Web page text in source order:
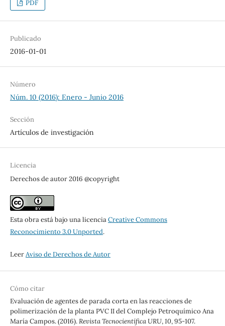
PDF
Publicado
2016-01-01
Número
Núm. 10 (2016): Enero - Junio 2016
Sección
Artículos de investigación
Licencia
Derechos de autor 2016 @copyright
Esta obra está bajo una licenciaCreative Commons
Reconocimiento 3.0 Unported.
LeerAviso de Derechos de Autor
Cómo citar
Evaluación de agentes de parada corta en las reacciones de
polimerización de la planta PVC II del Complejo Petroquímico Ana
María Campos. (2016).Revista Tecnocientífica URU,10, 95-107.